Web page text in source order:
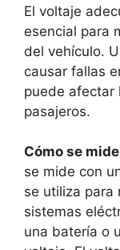
El voltaje
esencial para
del vehículo.
causar fallas
puede afectar
pasajeros.
Cómo se
se mide con
se utiliza para
sistemas
una batería o